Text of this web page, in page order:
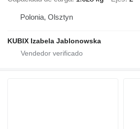
Polonia, Olsztyn
KUBIX Izabela Jablonowska